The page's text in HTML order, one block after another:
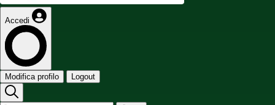
Accedi
Modifica profilo Logout